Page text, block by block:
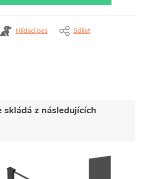
Hlídací pes Sdílet
skládá z následujících